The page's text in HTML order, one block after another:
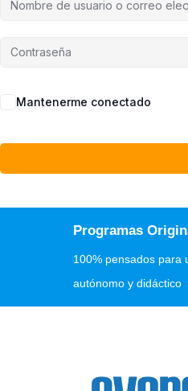
Mantenerme conectado
Programas
100% pensados para
autónomo y didáctico